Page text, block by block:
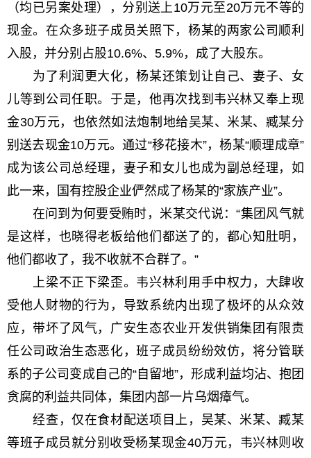
（均已另案处理），分别送上10万元至20万元不等的
现金。在众多班子成员关照下，杨某的两家公司顺利
入股，并分别占股10.6%、5.9%，成了大股东。
为了利润更大化，杨某还策划让自己、妻子、女
儿等到公司任职。于是，他再次找到韦兴林又奉上现
金30万元，也依然如法炮制地给吴某、米某、臧某分
别送去现金10万元。通过“移花接木”，杨某“顺理成章”
成为该公司总经理，妻子和女儿也成为副总经理，如
此一来，国有控股企业俨然成了杨某的“家族产业”。
在问到为何要受贿时，米某交代说：“集团风气就
是这样，也晓得老板给他们都送了的，都心知肚明，
他们都收了，我不收就不合群了。”
上梁不正下梁歪。韦兴林利用手中权力，大肆收
受他人财物的行为，导致系统内出现了极坏的从众效
应，带坏了风气，广安生态农业开发供销集团有限责
任公司政治生态恶化，班子成员纷纷效仿，将分管联
系的子公司变成自己的“自留地”，形成利益均沾、抱团
贪腐的利益共同体，集团内部一片乌烟瘴气。
经查，仅在食材配送项目上，吴某、米某、臧某
等班子成员就分别收受杨某现金40万元，韦兴林则收